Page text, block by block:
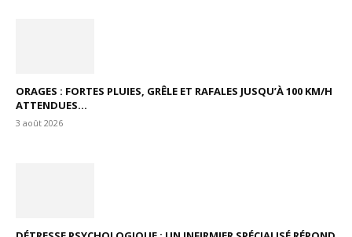
ORAGES : FORTES PLUIES, GRÊLE ET RAFALES JUSQU’À 100 KM/H
ATTENDUES...
3 août 2026